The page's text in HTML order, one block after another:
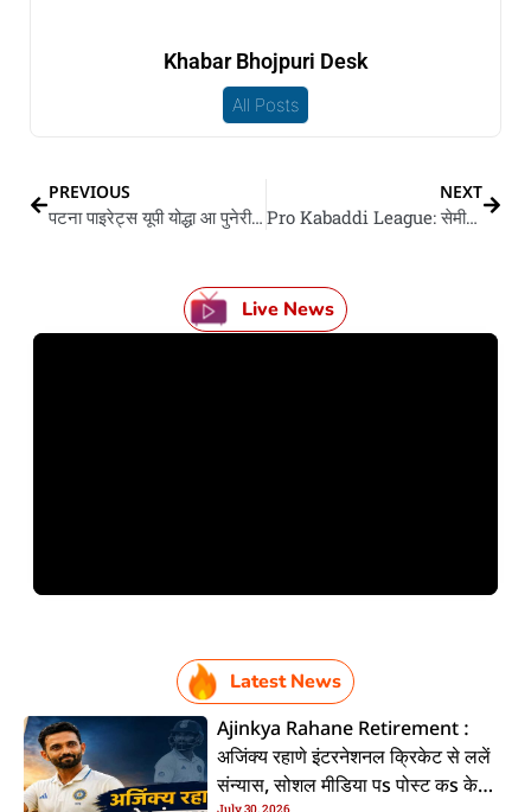
Khabar Bhojpuri Desk
All Posts
PREVIOUS
पटना पाइरेट्स यूपी योद्धा आ पुनेरी पलटन यू मुंबा के प्रो कबड्डी के तीन तारीख के मैचन में हरवलस
NEXT
Pro Kabaddi League: सेमीफाइनल आज, जानीं कब आ कहाँ देखे के मिली
Live News
Latest News
Ajinkya Rahane Retirement :
अजिंक्य रहाणे इंटरनेशनल क्रिकेट से ललें
संन्यास, सोशल मीडिया पs पोस्ट कs के
July 30, 2026